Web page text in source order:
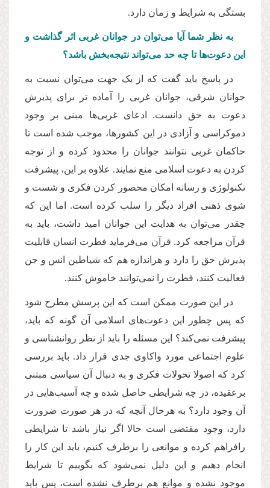
بستگی به شرایط و زمان دارد.
به نظر شما آیا می‌توان در جوانان غربی اثر گذاشت و
این دعوت‌ها تا چه حد می‌تواند نتیجه‌بخش باشد؟
در پاسخ باید گفت که از یک جهت می‌توان نسبت به
جوانان شرقی، جوانان غربی را آماده تر برای پذیرش
دعوت به حق دانست. ادعای غربی‌ها مبنی بر وجود
دموکراسی و آزادی در این کشورها، موجب شده است تا
حاکمان غربی نتوانند جوانان را محدود کرده و از توجه
کردن به دعوت اسلامی منع نمایند. علاوه بر این، پیشرفت
تکنولوژی و رسانه امکان محصور کردن فکری و شست و
شوی ذهنی افراد دیگر را سلب کرده است. اما این که
چقدر می‌توان به هدایت این جوانان امید داشت، باید به
قرآن مراجعه کرد. قرآن می‌فرماید فطرت انسان قابلیت
پذیرش حق را دارد و هراندازه هم که شیاطین انس و جن
فعالیت کنند، فطرت را نمی‌توانند خاموش کنند.
در این صورت ممکن است که این پرسش مطرح شود
که پس چطور این دعوت‌های اسلامی آن گونه که باید،
پیشرفت نمی‌کند؟ این مسئله را باید از نظر روانشناسی و
علوم اجتماعی مورد واکاوی جدی قرار داد. باید بررسی
کرد که اصولا تحولات فکری و به دنبال آن سیاسی مبتنی
برعقیده، در چه شرایطی حاصل شده و چه آسیب‌هایی در
آن وجود دارد؟ به هرحال آنچه که در هر صورت ضرورت
دارد، وجود مقتضی است حالا اگر نیاز باشد تا شرایطی
رافراهم کرده و موانعی را برطرف کنیم، باید این کار را
انجام دهیم و این دلیل نمی‌شود که بگوییم تا شرایط
موجود نشده و موانع هم برطرف نشده است، پس باید